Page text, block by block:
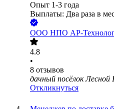
Опыт 1-3 года
Выплаты: Два раза в
ООО НПО АР-
4.8
•
8 отзывов
дачный посёлок Лесной
Откликнуться